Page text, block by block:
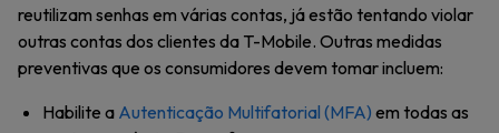
reutilizam senhas em várias contas, já estão tentando violar
outras contas dos clientes da T-Mobile. Outras medidas
preventivas que os consumidores devem tomar incluem:
Habilite a Autenticação Multifatorial (MFA) em todas as